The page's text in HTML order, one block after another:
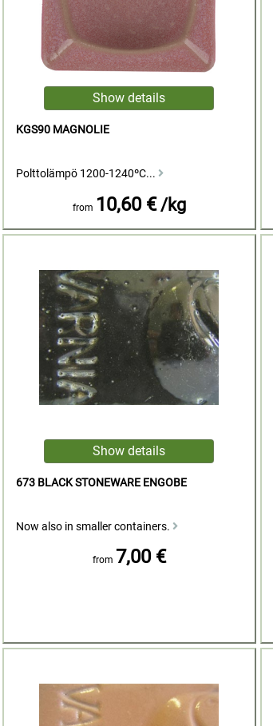
KGS90 MAGNOLIE
Polttolämpö 1200-1240ºC...
from 10,60 € /kg
673 BLACK STONEWARE ENGOBE
Now also in smaller containers.
from 7,00 €